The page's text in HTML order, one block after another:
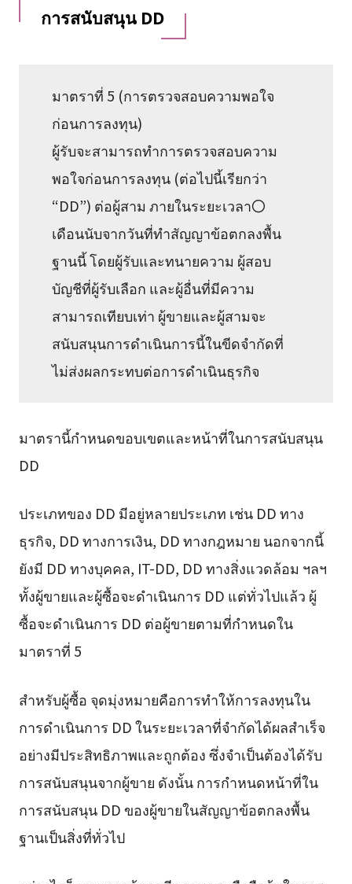
การสนับสนุน DD
มาตราที่ 5 (การตรวจสอบความพอใจ
ก่อนการลงทุน)
ผู้รับจะสามารถทำการตรวจสอบความ
พอใจก่อนการลงทุน (ต่อไปนี้เรียกว่า
“DD”) ต่อผู้สาม ภายในระยะเวลา〇
เดือนนับจากวันที่ทำสัญญาข้อตกลงพื้น
ฐานนี้ โดยผู้รับและทนายความ ผู้สอบ
บัญชีที่ผู้รับเลือก และผู้อื่นที่มีความ
สามารถเทียบเท่า ผู้ขายและผู้สามจะ
สนับสนุนการดำเนินการนี้ในขีดจำกัดที่
ไม่ส่งผลกระทบต่อการดำเนินธุรกิจ
มาตรานี้กำหนดขอบเขตและหน้าที่ในการสนับสนุน
DD
ประเภทของ DD มีอยู่หลายประเภท เช่น DD ทาง
ธุรกิจ, DD ทางการเงิน, DD ทางกฎหมาย นอกจากนี้
ยังมี DD ทางบุคคล, IT-DD, DD ทางสิ่งแวดล้อม ฯลฯ
ทั้งผู้ขายและผู้ซื้อจะดำเนินการ DD แต่ทั่วไปแล้ว ผู้
ซื้อจะดำเนินการ DD ต่อผู้ขายตามที่กำหนดใน
มาตราที่ 5
สำหรับผู้ซื้อ จุดมุ่งหมายคือการทำให้การลงทุนใน
การดำเนินการ DD ในระยะเวลาที่จำกัดได้ผลสำเร็จ
อย่างมีประสิทธิภาพและถูกต้อง ซึ่งจำเป็นต้องได้รับ
การสนับสนุนจากผู้ขาย ดังนั้น การกำหนดหน้าที่ใน
การสนับสนุน DD ของผู้ขายในสัญญาข้อตกลงพื้น
ฐานเป็นสิ่งที่ทั่วไป